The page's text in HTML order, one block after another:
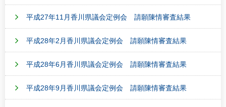
平成27年11月香川県議会定例会 請願陳情審査結果
平成28年2月香川県議会定例会 請願陳情審査結果
平成28年6月香川県議会定例会 請願陳情審査結果
平成28年9月香川県議会定例会 請願陳情審査結果